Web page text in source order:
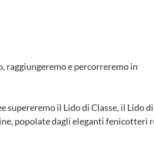
raggiungeremo e percorreremo in
il Lido di Classe, il Lido
popolate dagli eleganti fenicotteri